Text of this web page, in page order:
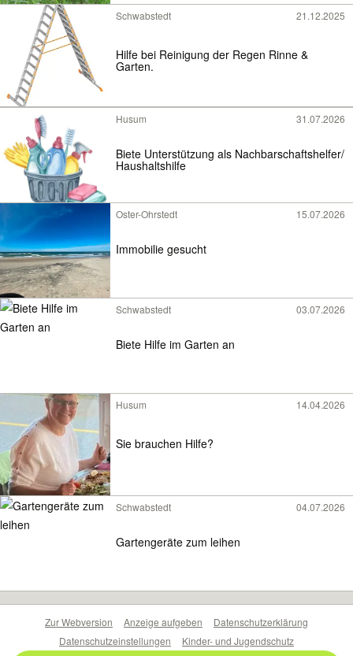
Schwabstedt 21.12.2025
Hilfe bei Reinigung der Regen Rinne &
Garten.
Husum 31.07.2026
Biete Unterstützung als Nachbarschaftshelfer/
Haushaltshilfe
Oster-Ohrstedt 15.07.2026
Immobilie gesucht
Schwabstedt 03.07.2026
Biete Hilfe im Garten an
Husum 14.04.2026
Sie brauchen Hilfe?
Schwabstedt 04.07.2026
Gartengeräte zum leihen
Zur Webversion Anzeige aufgeben
Datenschutzerklärung
Datenschutzeinstellungen
Kinder- und Jugendschutz